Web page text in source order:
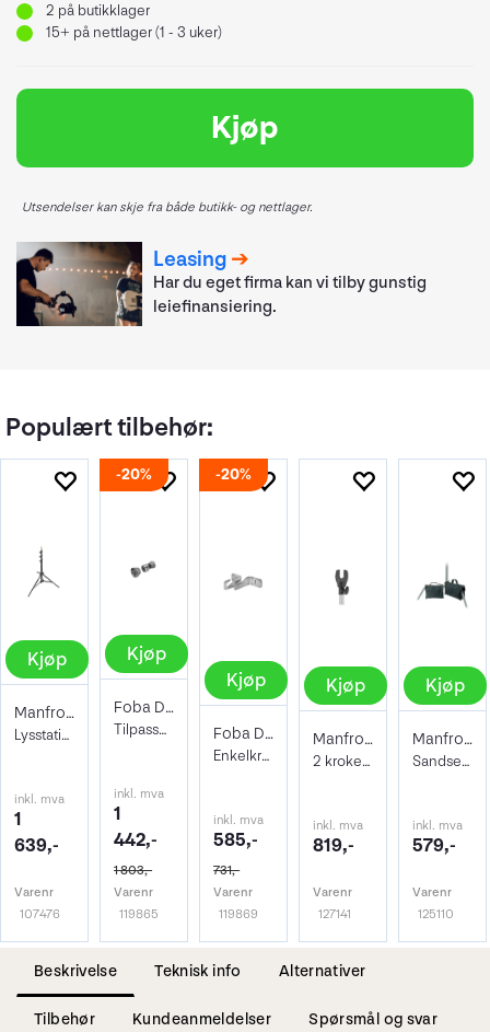
2 på butikklager
15+ på nettlager (1 - 3 uker)
Kjøp
Utsendelser kan skje fra både butikk- og nettlager.
Leasing
Har du eget firma kan vi tilby gunstig
leiefinansiering.
Populært tilbehør:
Kjøp
Manfrotto 1004BAC Master Stand
Lysstativ 124cm - 366cm maks vekt 9kg
inkl. mva
1
639,-
Varenr
107476
20%
Kjøp
Foba DAPOR 2 cones + cylinder for 3.55
Tilpassningsringer for DAPOI med ring.
inkl. mva
1
442,-
1 803,-
Varenr
119865
20%
Kjøp
Foba DORPE Vegg/Tak -brakett for 1 rull
Enkelkrok-sett for bakgrunn tak/vegg
inkl. mva
585,-
731,-
Varenr
119869
Kjøp
Manfrotto 081 Background Baby Hooks
2 kroker for 046 Expan/DAPAO for stativ
inkl. mva
819,-
Varenr
127141
Kjøp
Manfrotto G100-2 6kg Sand Bag
Sandsekk for Lampestativer. Salformet
inkl. mva
579,-
Varenr
125110
Beskrivelse Teknisk info Alternativer
Tilbehør Kundeanmeldelser Spørsmål og svar